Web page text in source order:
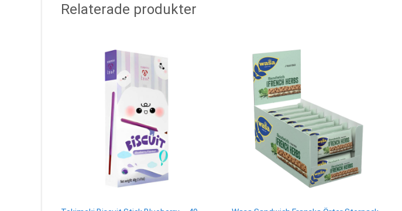
Relaterade produkter